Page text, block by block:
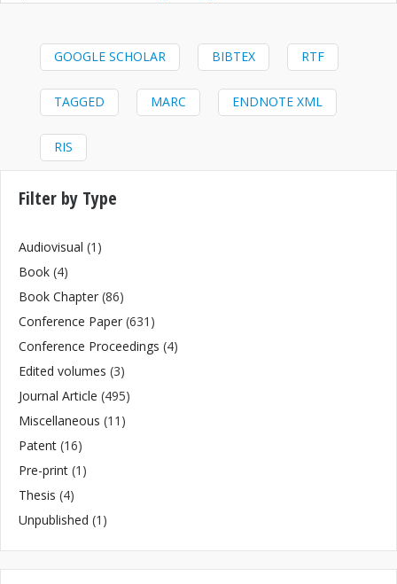
GOOGLE SCHOLAR BIBTEX RTF
TAGGED MARC ENDNOTE XML
RIS
Filter by Type
Audiovisual (1)
Book (4)
Book Chapter (86)
Conference Paper (631)
Conference Proceedings (4)
Edited volumes (3)
Journal Article (495)
Miscellaneous (11)
Patent (16)
Pre-print (1)
Thesis (4)
Unpublished (1)